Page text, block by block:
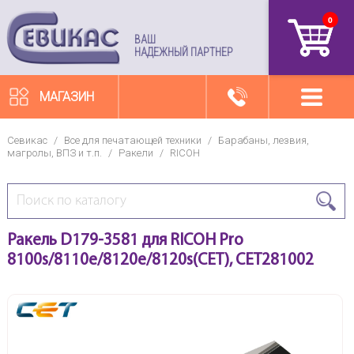
ВАШ
НАДЕЖНЫЙ ПАРТНЕР
0
МАГАЗИН
Севикас / Все для печатающей техники /
Барабаны, лезвия,
магролы, ВПЗ и т.п. / Ракели / RICOH
Ракель D179-3581 для RICOH Pro
8100s/8110e/8120e/8120s(CET), CET281002